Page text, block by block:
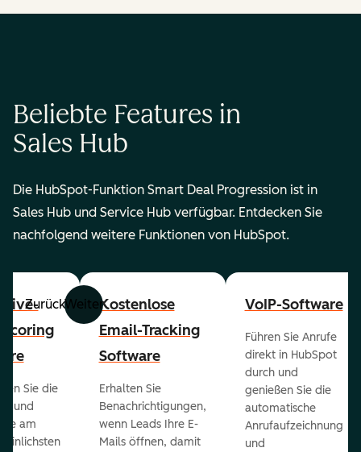
Beliebte Features in
Sales Hub
Die HubSpot-Funktion Smart Deal Progression ist in
Sales Hub und Service Hub verfügbar. Entdecken Sie
nachfolgend weitere Funktionen von HubSpot.
ZurückWeiter
Sie die
und
am
Kostenlose
Email-Tracking
Software
Erhalten Sie
Benachrichtigungen,
wenn Leads Ihre E-
Mails öffnen, damit
VoIP-Software
Führen Sie Anrufe
direkt in HubSpot
durch und
genießen Sie die
automatische
Anrufaufzeichnung
und